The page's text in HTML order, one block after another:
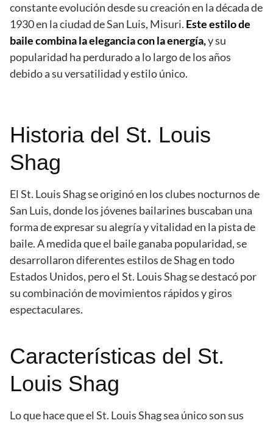
constante evolución desde su creación en la década de
1930 en la ciudad de San Luis, Misuri. Este estilo de
baile combina la elegancia con la energía,y su
popularidad ha perdurado a lo largo de los años
debido a su versatilidad y estilo único.
Historia del St. Louis
Shag
El St. Louis Shag se originó en los clubes nocturnos de
San Luis, donde los jóvenes bailarines buscaban una
forma de expresar su alegría y vitalidad en la pista de
baile. A medida que el baile ganaba popularidad, se
desarrollaron diferentes estilos de Shag en todo
Estados Unidos, pero el St. Louis Shag se destacó por
su combinación de movimientos rápidos y giros
espectaculares.
Características del St.
Louis Shag
Lo que hace que el St. Louis Shag sea único son sus